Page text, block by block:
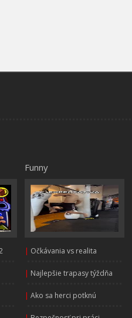
Funny
| Očkávania vs realita
| Najlepšie trapasy týždňa
| Ako sa herci potknú